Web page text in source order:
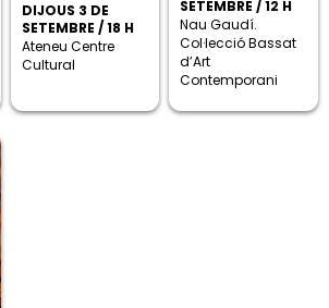
DIJOUS 3 DE
SETEMBRE / 18 H
Ateneu Centre
Cultural
SETEMBRE / 12 H
Nau Gaudí.
Col·lecció Bassat
d’Art
Contemporani